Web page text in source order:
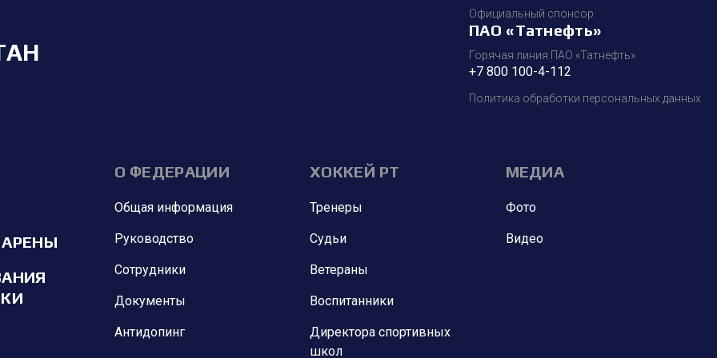
Официальный спонсор
ПАО «Татнефть»
Горячая линия ПАО «Татнефть»
+7 800 100-4-112
Политика обработки персональных данных
О ФЕДЕРАЦИИ
Общая информация
Руководство
Сотрудники
Документы
Антидопинг
ХОККЕЙ РТ
Тренеры
Судьи
Ветераны
Воспитанники
Директора спортивных
школ
МЕДИА
Фото
Видео